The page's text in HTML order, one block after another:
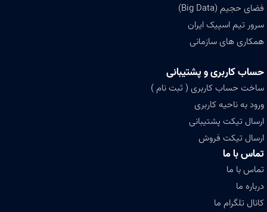
فضای حجیم (Big Data)
سرور تیم اسپیک ایران
همکاری های سازمانی
حساب کاربری و پشتیبانی
ساخت حساب کاربری ( ثبت نام )
ورود به ناحیه کاربری
ارسال تیکت پشتیبانی
ارسال تیکت فروش
تماس با ما
تماس با ما
درباره ما
کانال تلگرام ما